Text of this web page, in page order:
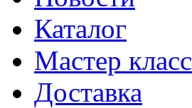
Каталог
Мастер класс
Доставка